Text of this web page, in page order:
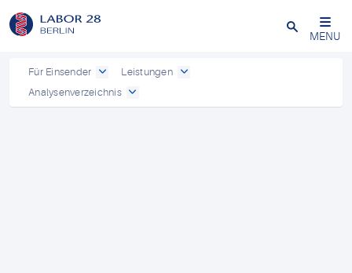
Schließen
MENU
Für Einsender
Leistungen
Analysenverzeichnis